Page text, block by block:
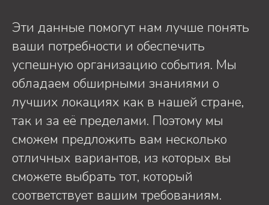
Эти данные помогут нам лучше понять
ваши потребности и обеспечить
успешную организацию события. Мы
обладаем обширными знаниями о
лучших локациях как в нашей стране,
так и за её пределами. Поэтому мы
сможем предложить вам несколько
отличных вариантов, из которых вы
сможете выбрать тот, который
соответствует вашим требованиям.